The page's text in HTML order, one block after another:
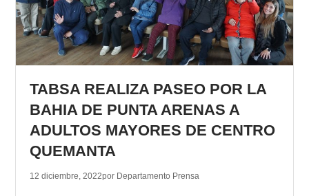
TABSA REALIZA PASEO POR LA
BAHIA DE PUNTA ARENAS A
ADULTOS MAYORES DE CENTRO
QUEMANTA
12 diciembre, 2022por Departamento Prensa